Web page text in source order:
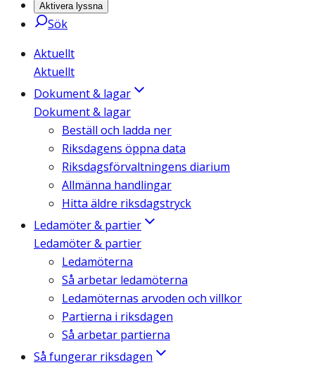
Aktivera lyssna
Sök
Aktuellt
Aktuellt
Dokument & lagar
Dokument & lagar
Beställ och ladda ner
Riksdagens öppna data
Riksdagsförvaltningens diarium
Allmänna handlingar
Hitta äldre riksdagstryck
Ledamöter & partier
Ledamöter & partier
Ledamöterna
Så arbetar ledamöterna
Ledamöternas arvoden och villkor
Partierna i riksdagen
Så arbetar partierna
Så fungerar riksdagen